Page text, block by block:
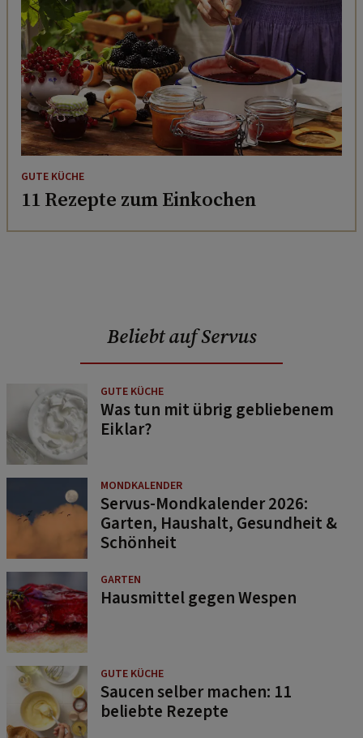
GUTE KÜCHE
11 Rezepte zum Einkochen
Beliebt auf Servus
GUTE KÜCHE
Was tun mit übrig gebliebenem
Eiklar?
MONDKALENDER
Servus-Mondkalender 2026:
Garten, Haushalt, Gesundheit &
Schönheit
GARTEN
Hausmittel gegen Wespen
GUTE KÜCHE
Saucen selber machen: 11
beliebte Rezepte